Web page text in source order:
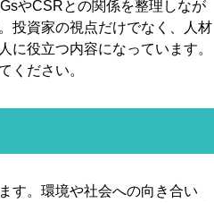
やCSRとの関係を整理しなが
投資家の視点だけでなく、人材
に役立つ内容になっています。
ください。
す。環境や社会への向き合い